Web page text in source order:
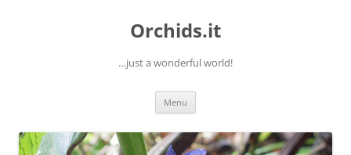
Orchids.it
…just a wonderful world!
Menu